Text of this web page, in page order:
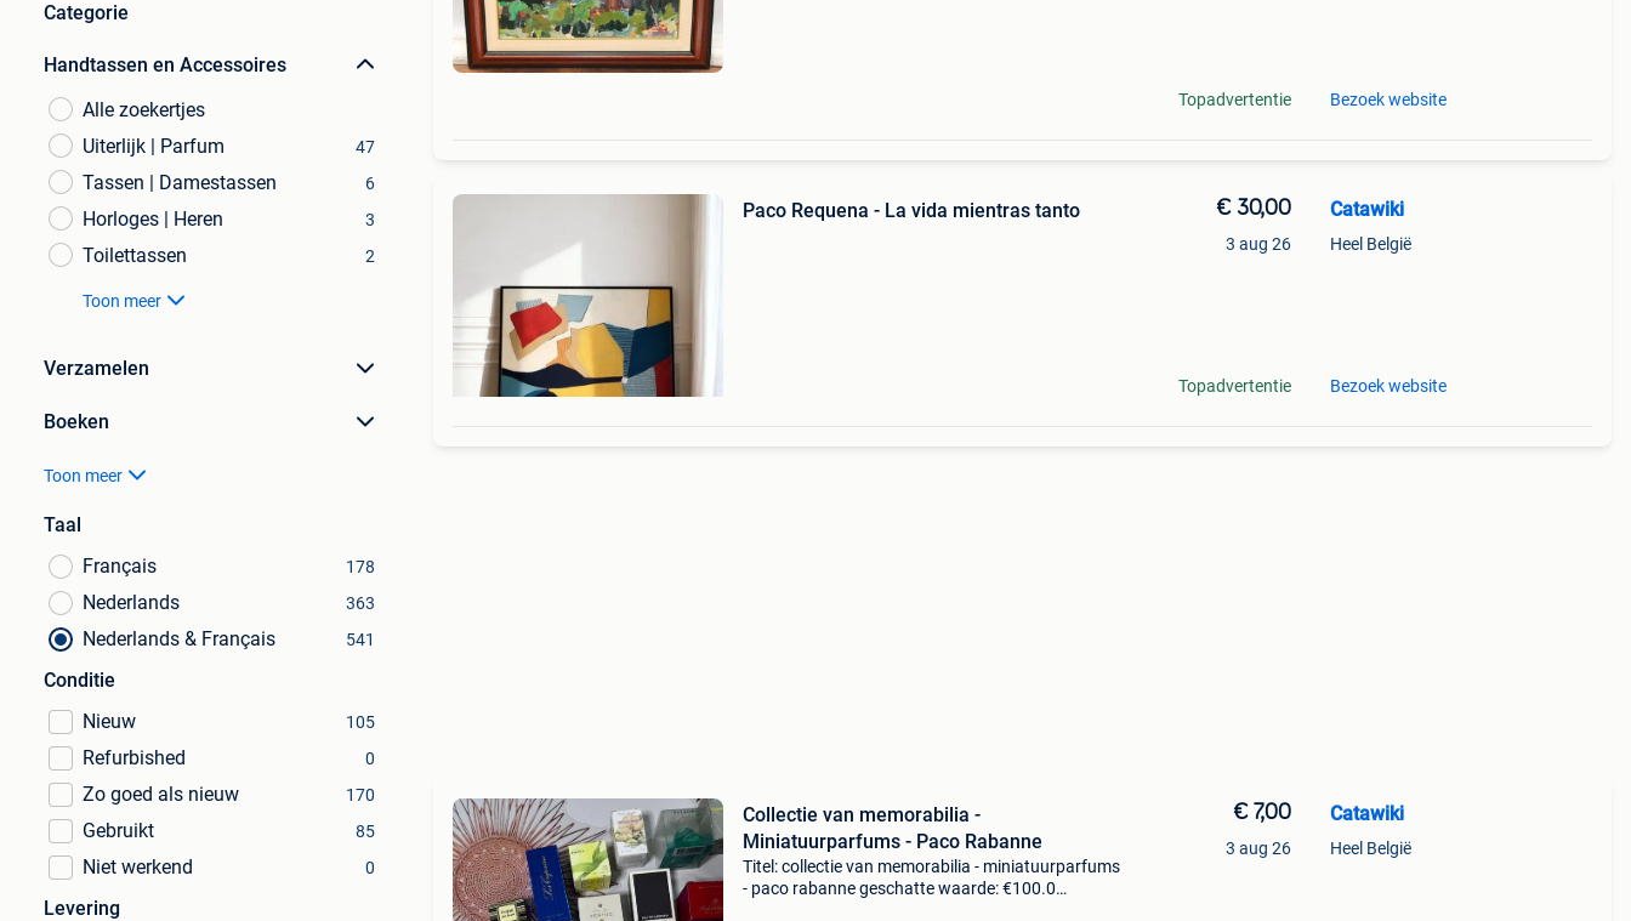
Categorie
Handtassen en Accessoires
Alle zoekertjes
Uiterlijk | Parfum
47
Tassen | Damestassen 6
Horloges | Heren 3
Toilettassen 2
Toon meer
Verzamelen
Boeken
Toon meer
Taal
Français
178
Nederlands 363
Nederlands & Français 541
Conditie
Nieuw
105
Refurbished 0
Zo goed als nieuw 170
Gebruikt 85
Niet werkend 0
Levering
Topadvertentie Bezoek website
Paco Requena - La vida mientras tanto € 30,00
3 aug 26
Topadvertentie
Catawiki
Heel België
Bezoek website
Collectie van memorabilia -
Miniatuurparfums - Paco Rabanne
Titel: collectie van memorabilia - miniatuurparfums
- paco rabanne geschatte waarde: €100.0
€ 7,00
3 aug 26
Catawiki
Heel België